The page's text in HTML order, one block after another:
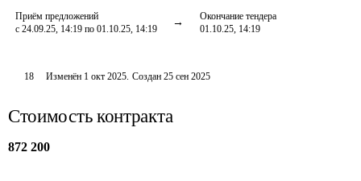
Приём предложений
с 24.09.25, 14:19 по 01.10.25, 14:19
Окончание тендера
01.10.25, 14:19
18 Изменён 1 окт 2025. Создан 25 сен 2025
Стоимость контракта
872 200